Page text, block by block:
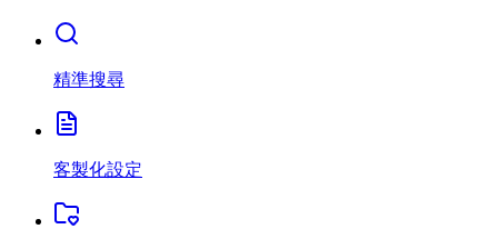
精準搜尋
客製化設定